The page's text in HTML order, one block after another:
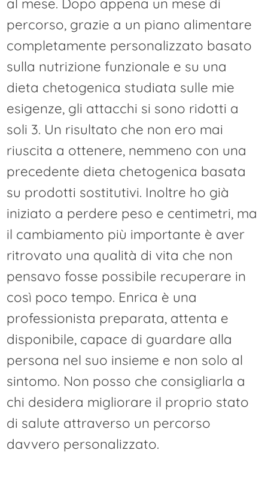
al mese. Dopo appena un mese di
percorso, grazie a un piano alimentare
completamente personalizzato basato
sulla nutrizione funzionale e su una
dieta chetogenica studiata sulle mie
esigenze, gli attacchi si sono ridotti a
soli 3. Un risultato che non ero mai
riuscita a ottenere, nemmeno con una
precedente dieta chetogenica basata
su prodotti sostitutivi. Inoltre ho già
iniziato a perdere peso e centimetri, ma
il cambiamento più importante è aver
ritrovato una qualità di vita che non
pensavo fosse possibile recuperare in
così poco tempo. Enrica è una
professionista preparata, attenta e
disponibile, capace di guardare alla
persona nel suo insieme e non solo al
sintomo. Non posso che consigliarla a
chi desidera migliorare il proprio stato
di salute attraverso un percorso
davvero personalizzato.